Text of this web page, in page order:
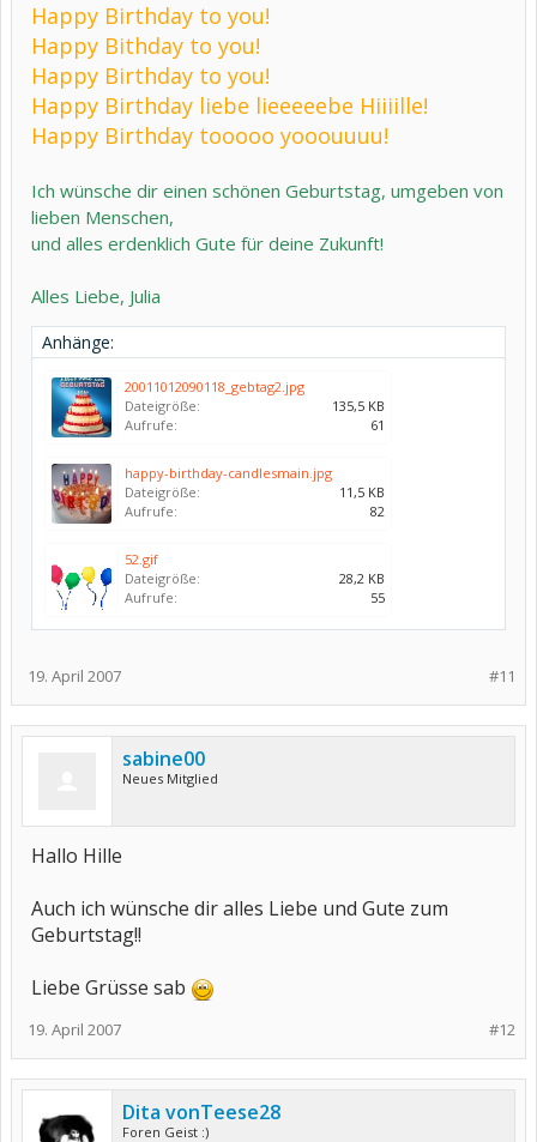
Happy Birthday to you!
Happy Bithday to you!
Happy Birthday to you!
Happy Birthday liebe lieeeeebe Hiiiille!
Happy Birthday tooooo yooouuuu!
Ich wünsche dir einen schönen Geburtstag, umgeben von
lieben Menschen,
und alles erdenklich Gute für deine Zukunft!
Alles Liebe, Julia
Anhänge:
20011012090118_gebtag2.jpg
Dateigröße:
135,5 KB
Aufrufe:
61
happy-birthday-candlesmain.jpg
Dateigröße:
11,5 KB
Aufrufe:
82
52.gif
Dateigröße:
28,2 KB
Aufrufe:
55
#11
19. April 2007
sabine00
Neues Mitglied
Hallo Hille
Auch ich wünsche dir alles Liebe und Gute zum
Geburtstag!!
Liebe Grüsse sab
#12
19. April 2007
Dita vonTeese28
Foren Geist :)